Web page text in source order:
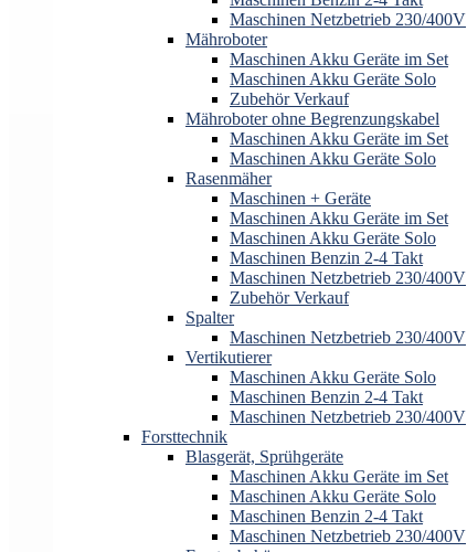
Maschinen Netzbetrieb 230/400V
Mähroboter
Maschinen Akku Geräte im Set
Maschinen Akku Geräte Solo
Zubehör Verkauf
Mähroboter ohne Begrenzungskabel
Maschinen Akku Geräte im Set
Maschinen Akku Geräte Solo
Rasenmäher
Maschinen + Geräte
Maschinen Akku Geräte im Set
Maschinen Akku Geräte Solo
Maschinen Benzin 2-4 Takt
Maschinen Netzbetrieb 230/400V
Zubehör Verkauf
Spalter
Maschinen Netzbetrieb 230/400V
Vertikutierer
Maschinen Akku Geräte Solo
Maschinen Benzin 2-4 Takt
Maschinen Netzbetrieb 230/400V
Forsttechnik
Blasgerät, Sprühgeräte
Maschinen Akku Geräte im Set
Maschinen Akku Geräte Solo
Maschinen Benzin 2-4 Takt
Maschinen Netzbetrieb 230/400V